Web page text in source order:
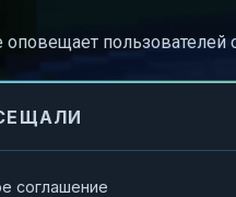
оповещает
соглашение